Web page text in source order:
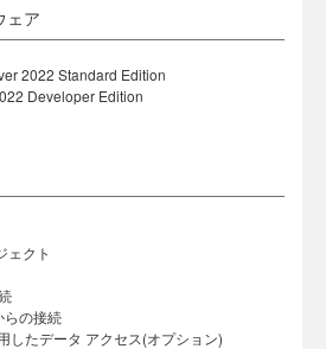
ェア
2022 Standard Edition
Developer Edition
ェクト
らの接続
したデータ アクセス(オプション)